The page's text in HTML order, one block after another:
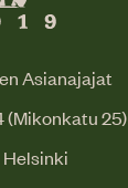
Asianajajat
(Mikonkatu 25)
Helsinki